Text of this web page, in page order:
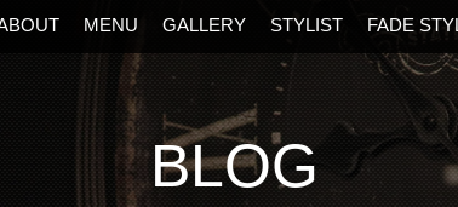
MENU GALLERY STYLIST FADE
BLOG